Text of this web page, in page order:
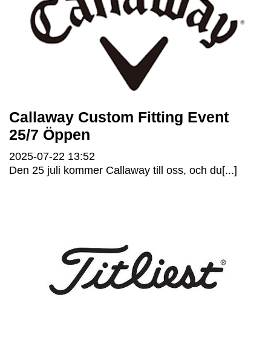
Callaway Custom Fitting Event
25/7 Öppen
2025-07-22 13:52
Den 25 juli kommer Callaway till oss, och du[...]